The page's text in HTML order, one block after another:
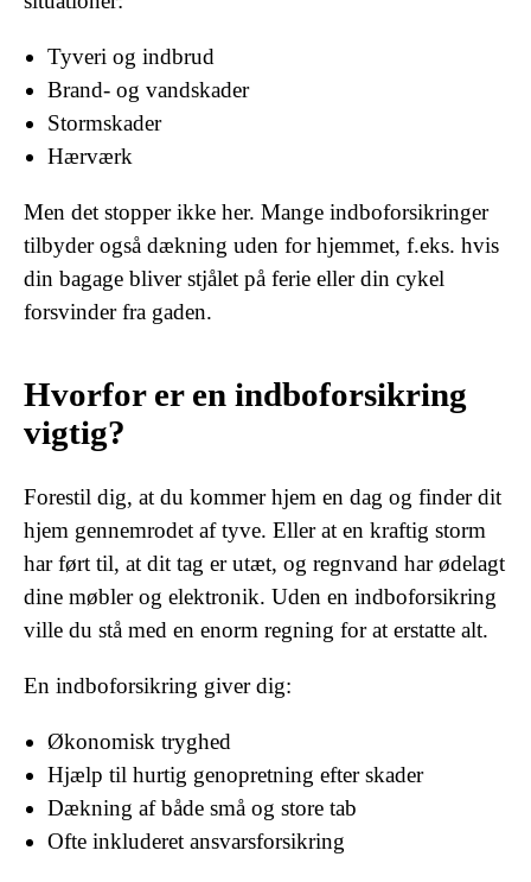
Tyveri og indbrud
Brand- og vandskader
Stormskader
Hærværk
Men det stopper ikke her. Mange indboforsikringer
tilbyder også dækning uden for hjemmet, f.eks. hvis
din bagage bliver stjålet på ferie eller din cykel
forsvinder fra gaden.
Hvorfor er en indboforsikring
vigtig?
Forestil dig, at du kommer hjem en dag og finder dit
hjem gennemrodet af tyve. Eller at en kraftig storm
har ført til, at dit tag er utæt, og regnvand har ødelagt
dine møbler og elektronik. Uden en indboforsikring
ville du stå med en enorm regning for at erstatte alt.
En indboforsikring giver dig:
Økonomisk tryghed
Hjælp til hurtig genopretning efter skader
Dækning af både små og store tab
Ofte inkluderet ansvarsforsikring